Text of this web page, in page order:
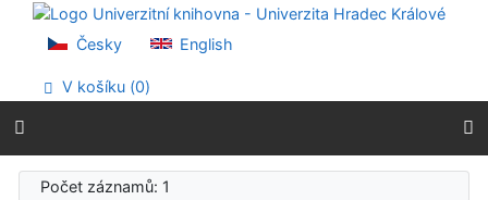
Přejít na obsah
Přejít na menu
Prohlášení o webové přístupnosti
Česky English
V košíku (0)
Počet záznamů: 1